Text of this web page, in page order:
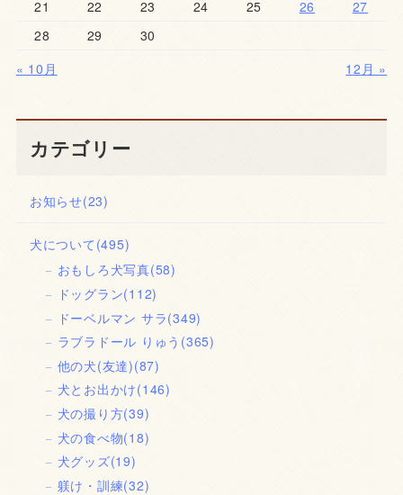
21
22 23 24 25 26
27
28
29
30
« 10月
12月 »
カテゴリー
お知らせ(23)
犬について (495)
おもしろ犬写真(58)
ドッグラン(112)
ドーベルマン サラ(349)
ラブラドール りゅう (365)
他の犬(友達)(87)
犬とお出かけ(146)
犬の撮り方(39)
犬の食べ物(18)
犬グッズ(19)
躾け・訓練(32)